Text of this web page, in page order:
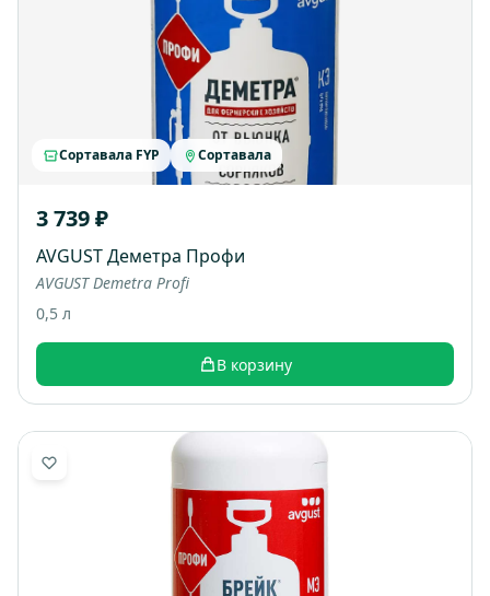
Сортавала FYP Сортавала
3 739 ₽
AVGUST Деметра Профи
AVGUST Demetra Profi
0,5 л
В корзину